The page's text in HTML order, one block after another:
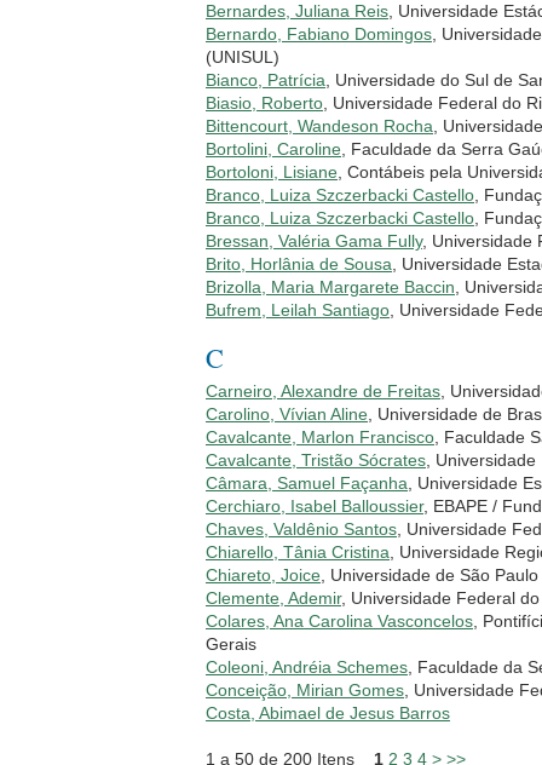
Bernardes, Juliana Reis, Universidade
Bernardo, Fabiano Domingos,
(UNISUL)
Bianco, Patrícia, Universidade do Sul de
Biasio, Roberto, Universidade Federal do
Bittencourt, Wandeson Rocha,
Bortolini, Caroline, Faculdade da Serra
Bortoloni, Lisiane, Contábeis pela
Branco, Luiza Szczerbacki Castello,
Branco, Luiza Szczerbacki Castello,
Bressan, Valéria Gama Fully, Universidade
Brito, Horlânia de Sousa, Universidade
Brizolla, Maria Margarete Baccin,
Bufrem, Leilah Santiago, Universidade
C
Carneiro, Alexandre de Freitas ,
Carolino, Vívian Aline , Universidade de
Cavalcante, Marlon Francisco , Faculdade
Cavalcante, Tristão Sócrates ,
Câmara, Samuel Façanha , Universidade
Cerchiaro, Isabel Balloussier, EBAPE /
Chaves, Valdênio Santos , Universidade
Chiarello, Tânia Cristina , Universidade
Chiareto, Joice , Universidade de São
Clemente, Ademir, Universidade Federal
Colares, Ana Carolina Vasconcelos ,
Gerais
Coleoni, Andréia Schemes , Faculdade da
Conceição, Mirian Gomes , Universidade
Costa, Abimael de Jesus Barros
1 a 50 de 200 Itens 1 2 3 4 > >>